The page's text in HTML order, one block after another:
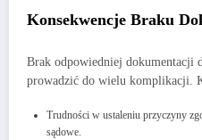
Konsekwencje Braku
Brak odpowiedniej dokumentacji
prowadzić do wielu komplikacji.
Trudności w ustaleniu przyczyny
sądowe.